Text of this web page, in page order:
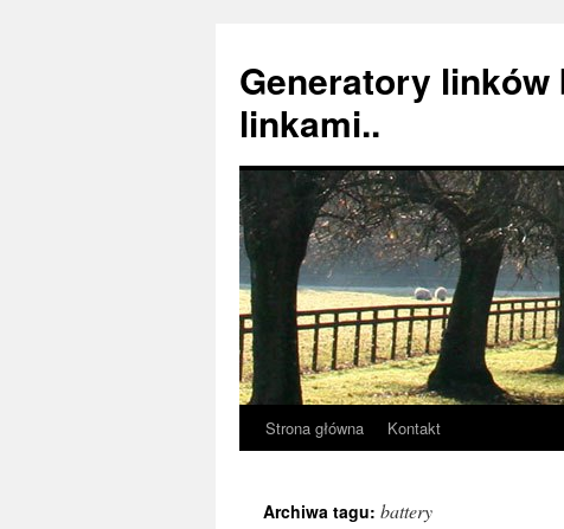
Generatory linków
linkami..
Przeskocz
treści
Strona główna Kontakt
Archiwa tagu: battery